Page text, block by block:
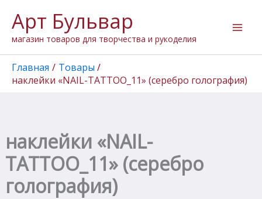
содержимому
Арт Бульвар
магазин товаров для творчества и рукоделия
Главная
Товары
наклейки «NAIL-TATTOO_11» (серебро голография)
наклейки «NAIL-
TATTOO_11» (серебро
голография)
товара
наклейки
"NAIL-
TATTOO_11"
(серебро
голография)